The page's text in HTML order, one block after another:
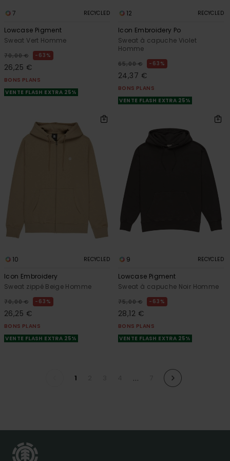
7 RECYCLED
Lowcase Pigment
Sweat Vert Homme
70,00 € 63%
26,25 €
BONS PLANS
VENTE FLASH EXTRA 25%
12 RECYCLED
Icon Embroidery Po
Sweat à capuche Violet
Homme
65,00 € 63%
24,37 €
BONS PLANS
VENTE FLASH EXTRA 25%
10 RECYCLED
Icon Embroidery
Sweat zippé Beige Homme
70,00 € 63%
26,25 €
BONS PLANS
VENTE FLASH EXTRA 25%
9 RECYCLED
Lowcase Pigment
Sweat à capuche Noir Homme
75,00 € 63%
28,12 €
BONS PLANS
VENTE FLASH EXTRA 25%
1 ...